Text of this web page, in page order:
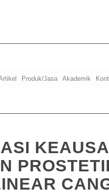
Produk/Jasa Akademik